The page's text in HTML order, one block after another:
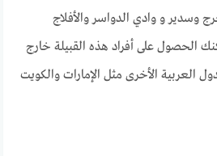
وسدير و وادي الدواسر والأفلاج
الحصول على أفراد هذه القبيلة خارج
العربية الأخرى مثل الإمارات والكويت